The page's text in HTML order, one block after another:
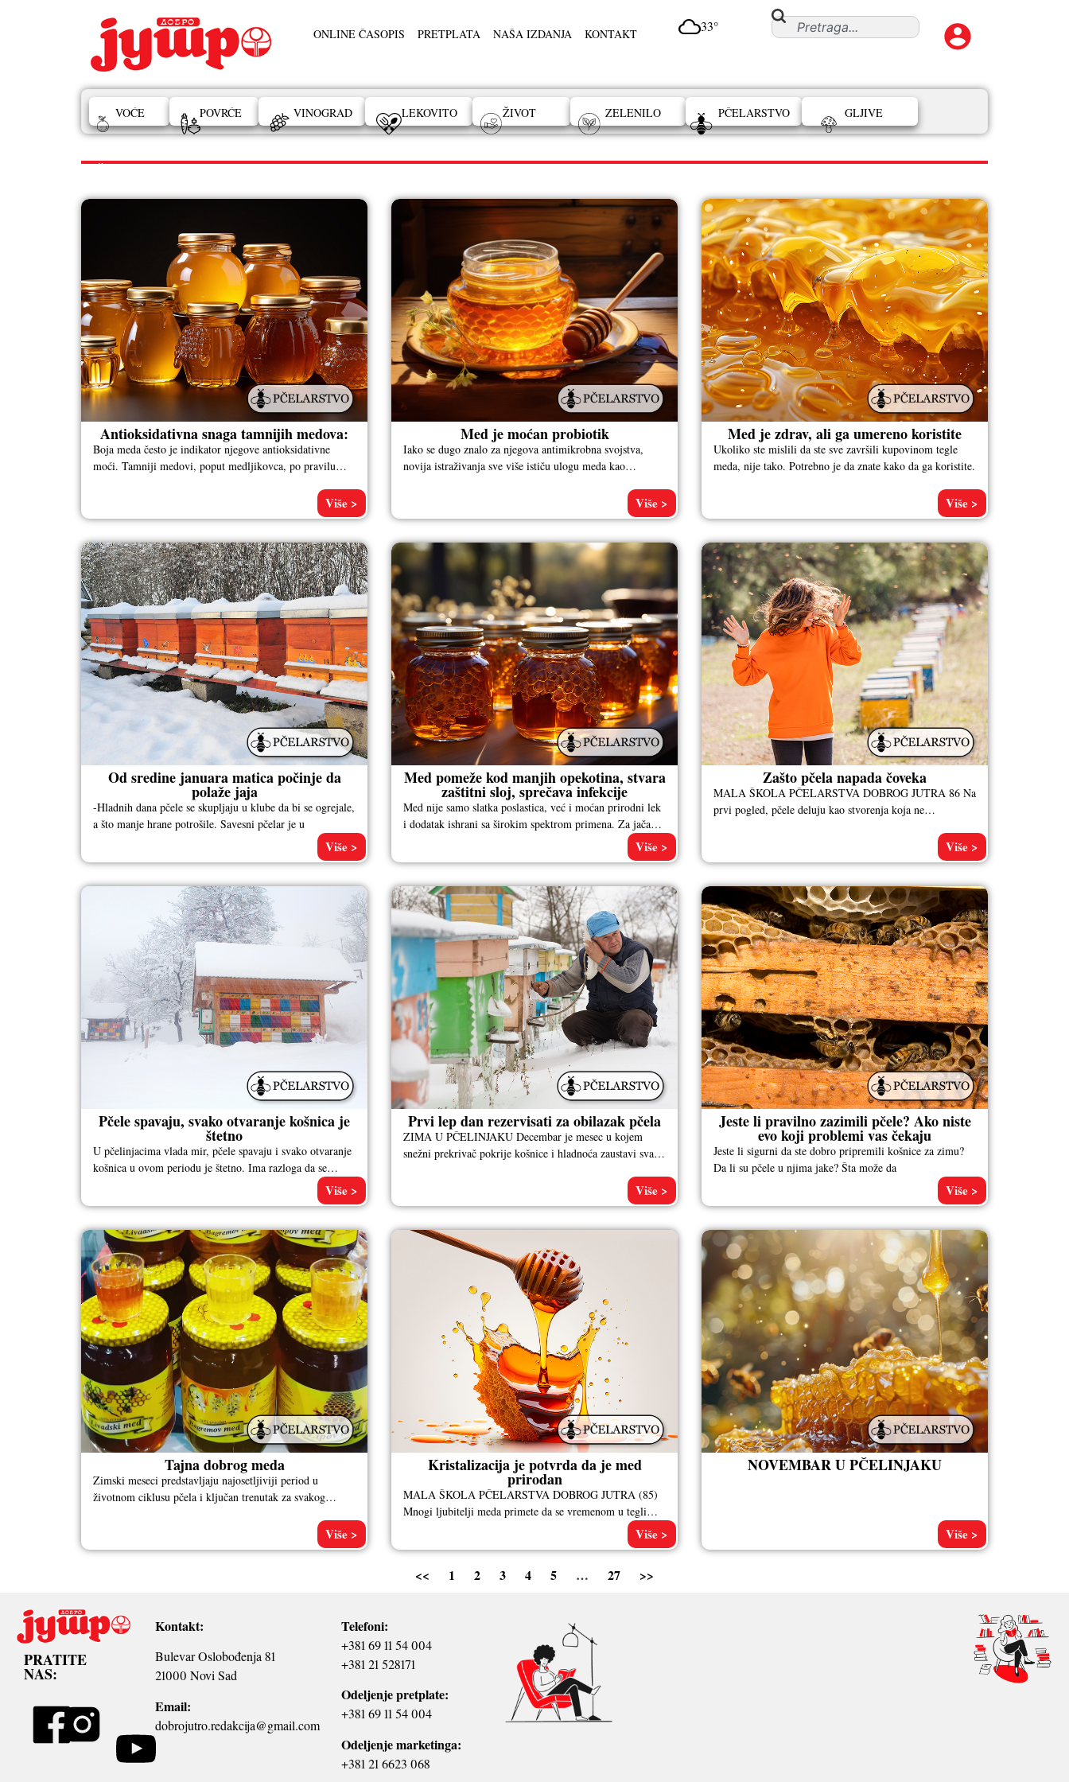
ONLINE ČASOPIS PRETPLATA NAŠA IZDANJA KONTAKT 33°
VOĆE POVRĆE VINOGRAD LEKOVITO ŽIVOT ZELENILO PČELARSTVO GLJIVE
PČELARSTVO
Antioksidativna snaga tamnijih medova:
Boja meda često je indikator njegove antioksidativne
moći. Tamniji medovi, poput medljikovca, po pravilu
Više >
Med je moćan probiotik
Iako se dugo znalo za njegova antimikrobna svojstva,
novija istraživanja sve više ističu ulogu meda kao
Više >
Med je zdrav, ali ga umereno koristite
Ukoliko ste mislili da ste sve završili kupovinom tegle
meda, nije tako. Potrebno je da znate kako da ga koristite.
Više >
Od sredine januara matica počinje da
polaže jaja
-Hladnih dana pčele se skupljaju u klube da bi se ogrejale,
a što manje hrane potrošile. Savesni pčelar je u
Više >
Med pomeže kod manjih opekotina, stvara
zaštitni sloj, sprečava infekcije
Med nije samo slatka poslastica, već i moćan prirodni lek
i dodatak ishrani sa širokim spektrom primena. Za jačanje
Više >
Zašto pčela napada čoveka
MALA ŠKOLA PČELARSTVA DOBROG JUTRA 86 Na
prvi pogled, pčele deluju kao stvorenja koja ne
Više >
Pčele spavaju, svako otvaranje košnica je
štetno
U pčelinjacima vlada mir, pčele spavaju i svako otvaranje
košnica u ovom periodu je štetno. Ima razloga da se
Više >
Prvi lep dan rezervisati za obilazak pčela
ZIMA U PČELINJAKU Decembar je mesec u kojem
snežni prekrivač pokrije košnice i hladnoća zaustavi svaki
Više >
Jeste li pravilno zazimili pčele? Ako niste
evo koji problemi vas čekaju
Jeste li sigurni da ste dobro pripremili košnice za zimu?
Da li su pčele u njima jake? Šta može da
Više >
Tajna dobrog meda
Zimski meseci predstavljaju najosetljiviji period u
životnom ciklusu pčela i ključan trenutak za svakog
Više >
Kristalizacija je potvrda da je med
prirodan
MALA ŠKOLA PČELARSTVA DOBROG JUTRA (85)
Mnogi ljubitelji meda primete da se vremenom u tegli
Više >
NOVEMBAR U PČELINJAKU
Više >
<< 1 2 3 4 5 … 27 >>
PRATITE
NAS:
Kontakt:
Bulevar Oslobođenja 81
21000 Novi Sad
Email:
dobrojutro.redakcija@gmail.com
Telefoni:
+381 69 11 54 004
+381 21 528171
Odeljenje pretplate:
+381 69 11 54 004
Odeljenje marketinga:
+381 21 6623 068